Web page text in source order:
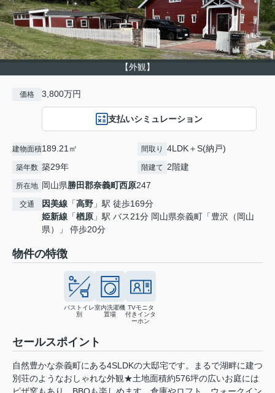
【外観】
価格 3,800万円
支払いシミュレーション
建物面積189.21㎡ 間取り 4LDK＋S(納戸)
築年数 築29年 階建て 2階建
所在地 岡山県勝田郡奈義町西原247
交通 因美線 「高野 」駅 徒歩169分
姫新線 「楢原 」駅 バス21分 岡山県奈義町「豊沢（岡山
県）」 停歩20分
物件の特徴
バストイレ
別
室内洗濯機
置場
TVモニタ
付きインタ
ーホン
セールスポイント
自然豊かな奈義町にある4SLDKの大邸宅です。まるで湖畔に建つ
別荘のようなおしゃれな外観★土地面積約576坪の広いお庭には